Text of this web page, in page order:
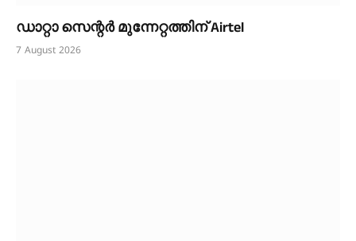
ഡാറ്റാ സെന്റർ മുന്നേറ്റത്തിന് Airtel
7 August 2026